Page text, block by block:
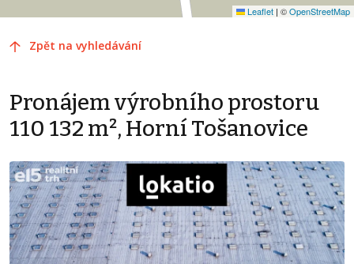
Leaflet | ©OpenStreetMap
Zpět na vyhledávání
Pronájem výrobního prostoru
110 132 m², Horní Tošanovice